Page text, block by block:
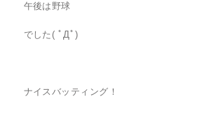
午後は野球
でした( ﾟДﾟ)
ナイスバッティング！